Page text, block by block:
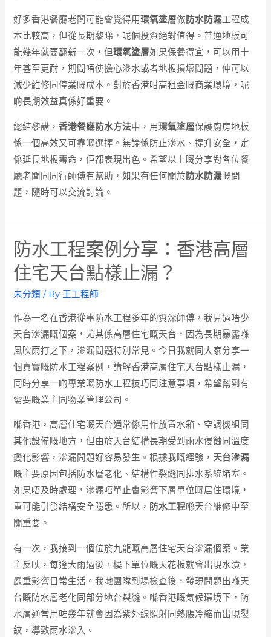
好多香港餐廳老闆可能會覺得用環氧塗層做防水防漏工程成
本比較高，但從長期黎睇，呢個投資絕對值得。普通地板可
能幾年就要翻新一次，但環氧塗層如果保養得宜，可以用十
年甚至更耐，期間唔使擔心滲水或者地板損壞問題，仲可以
減少維修同停業嘅成本。對於香港咁高租金嘅商業環境，呢
啲長期效益真係好重要。
總結黎講，香港餐廳防水方法中，用環氧塗層保護廚房地板
係一個高效又可靠嘅選擇。無論係防止滲水、提升安全，定
係延長地板壽命，佢都表現出色。希望以上嘅分享對各位餐
廳老闆同同行師傅有幫助，如果有任何關於防水防漏嘅問
題，隨時可以交流討論。
防水工程案例分享：香港高層
住宅天台點樣止漏？
未分類 / By 王工程師
作為一名在香港從事防水工程多年的資深師傅，我見過唔少
天台滲漏嘅個案，尤其係高層住宅嘅天台，因為長期暴露喺
風吹雨打之下，滲漏問題特別常見。今日我就同大家分享一
個真實嘅防水工程案例，講解香港高層住宅天台點樣止漏，
同時分享一啲專業嘅防水工程技巧同注意事項，希望幫到有
需要嘅業主同物業管理公司。
喺香港，高層住宅嘅天台通常係用作放置水箱、空調機組同
其他設備嘅地方，但由於天台結構長期受到雨水侵蝕同溫度
變化影響，滲漏問題好容易發生。根據我嘅經驗， 天台滲漏
嘅主要原因包括防水層老化、結構性裂縫同排水系統堵塞。
如果唔及時處理，滲漏唔單止會影響下層單位嘅居住環境，
重可能引發結構安全隱患。所以， 防水工程喺天台維修中至
關重要。
有一次，我接到一個位於九龍嘅高層住宅天台滲漏個案。業
主反映，每逢大雨過後，樓下單位嘅天花板就會出現水漬，
嚴重影響日常生活。我哋團隊到場檢查後，發現問題出喺天
台嘅防水層老化同部分地台裂縫。喺香港嘅氣候環境下，防
水層通常用咗幾年就會因為紫外線照射同熱脹冷縮而出現裂
紋，導致雨水滲入。